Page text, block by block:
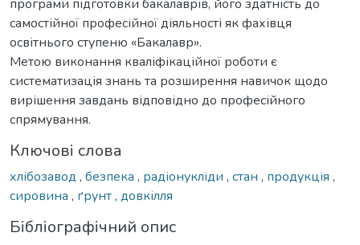
програми підготовки бакалаврів, його здатність до
самостійної професійної діяльності як фахівця
освітнього ступеню «Бакалавр».
Метою виконання кваліфікаційної роботи є
систематизація знань та розширення навичок щодо
вирішення завдань відповідно до професійного
спрямування.
Ключові слова
хлібозавод , безпека , радіонукліди , стан , продукція ,
сировина , ґрунт, довкілля
Бібліографічний опис